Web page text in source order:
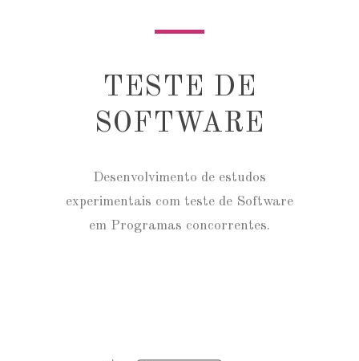
TESTE DE
SOFTWARE
Desenvolvimento de estudos
experimentais com teste de Software
em Programas concorrentes.